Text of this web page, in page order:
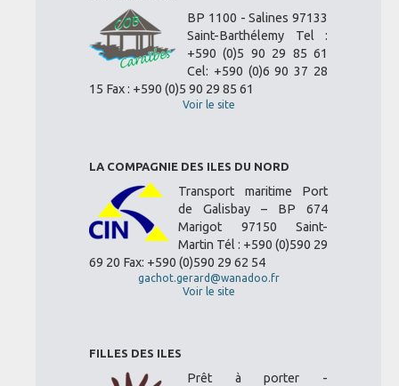
BP 1100 - Salines 97133
Saint-Barthélemy Tel :
+590 (0)5 90 29 85 61
Cel: +590 (0)6 90 37 28
15 Fax : +590 (0)5 90 29 85 61
Voir le site
LA COMPAGNIE DES ILES DU NORD
Transport maritime Port
de Galisbay – BP 674
Marigot 97150 Saint-
Martin Tél : +590 (0)590 29
69 20 Fax: +590 (0)590 29 62 54
gachot.gerard@wanadoo.fr
Voir le site
FILLES DES ILES
Prêt à porter -